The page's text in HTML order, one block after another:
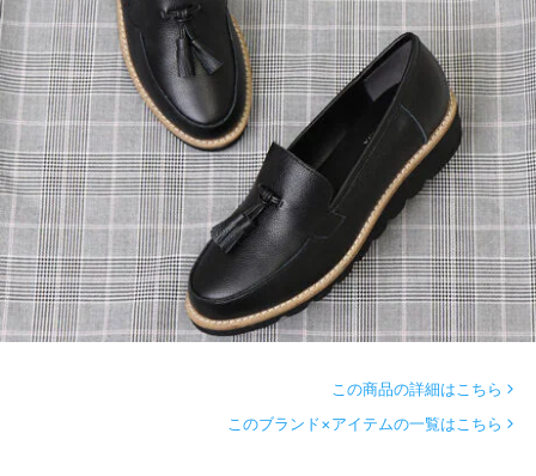
この商品の詳細はこちら
このブランド×アイテムの一覧はこちら